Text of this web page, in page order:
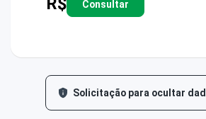
Consultar
Solicitação para ocultar